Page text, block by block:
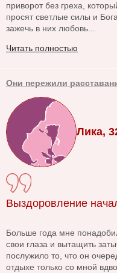
приворот без греха,
просят светлые силы и
зажечь в них любовь...
Читать полностью
Они пережили
Лика,
Выздоровление
Больше года мне
свои глаза и вытащить
послужило то, что он
отдыхе только со мной